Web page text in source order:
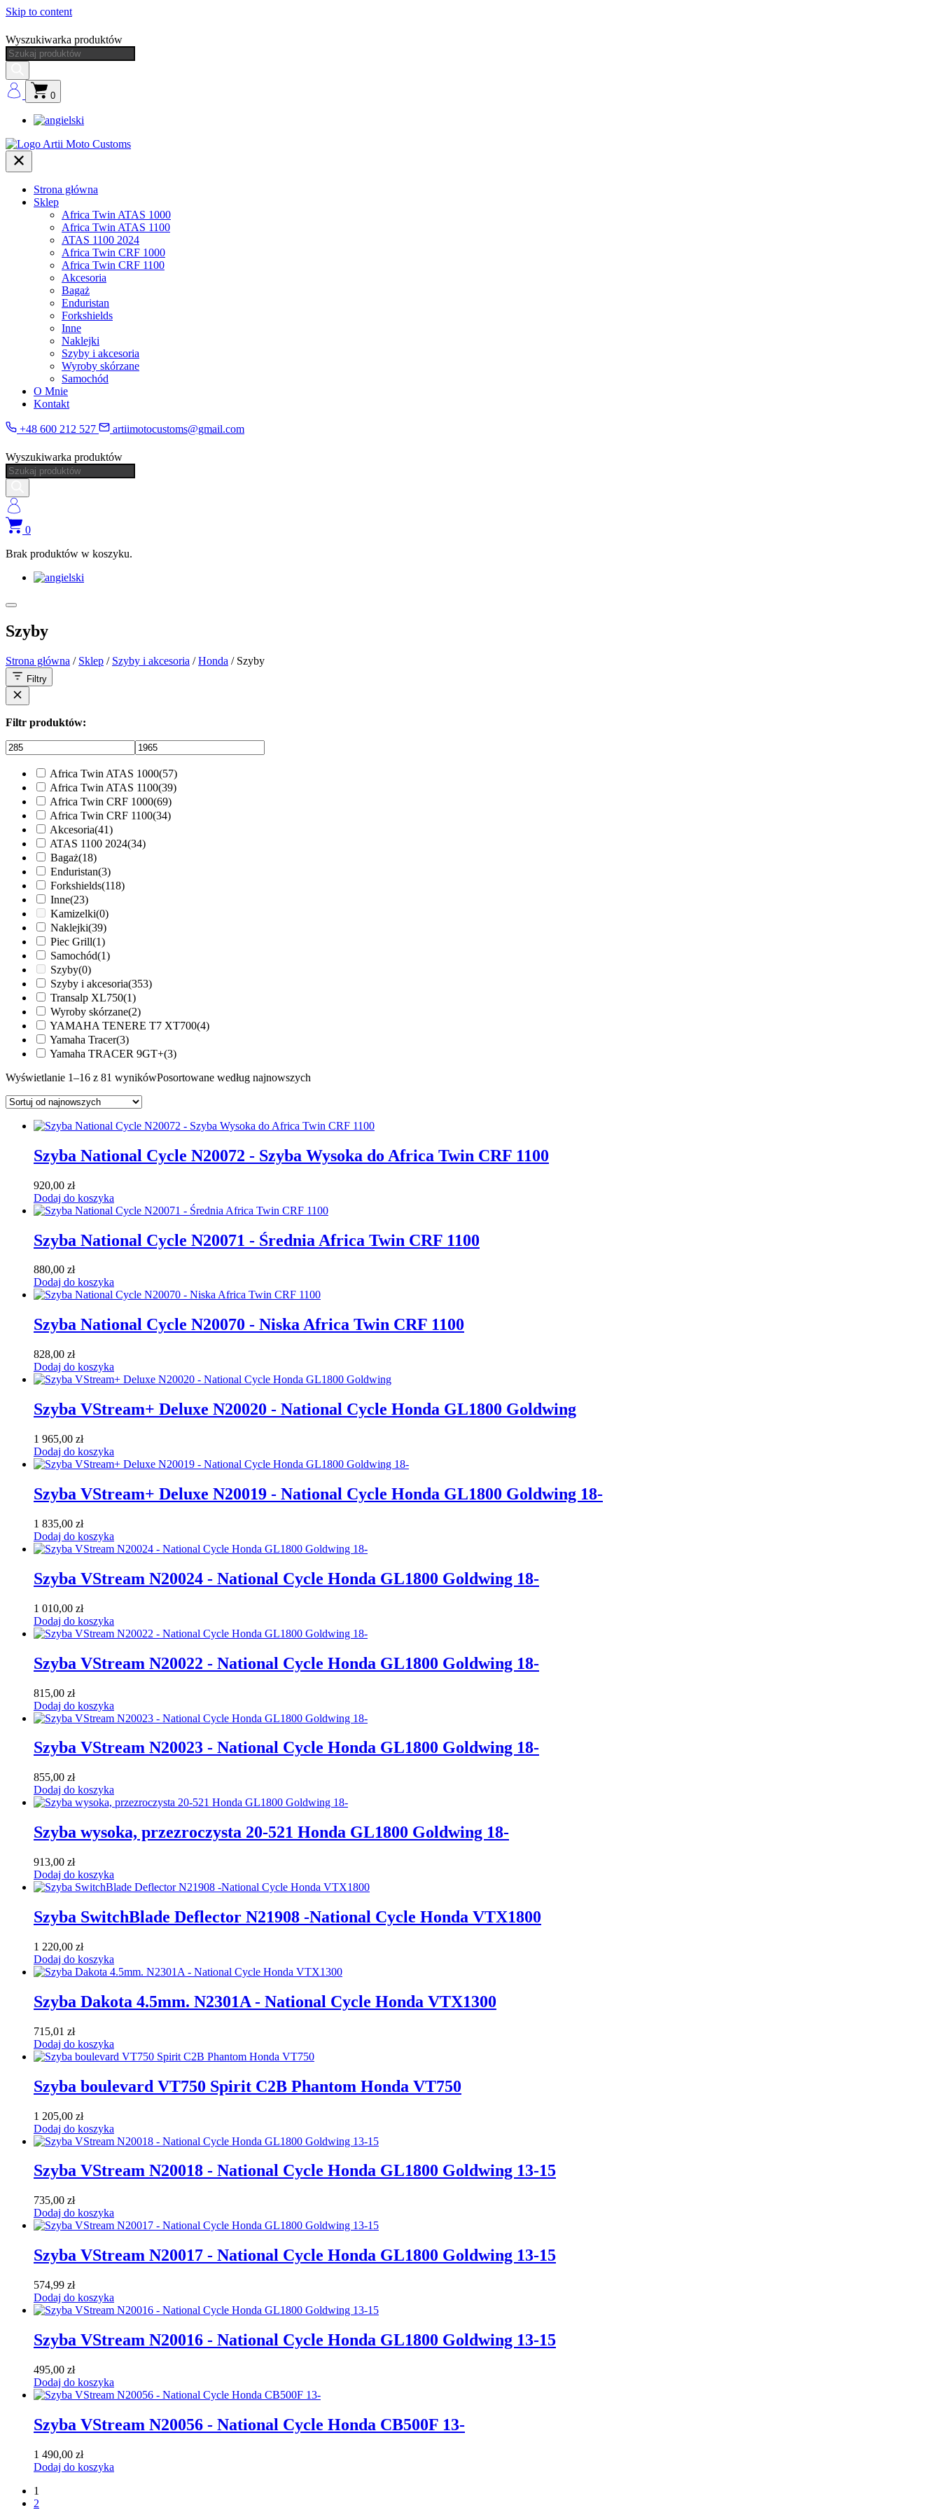
Skip to content
Wyszukiwarka produktów
0
Strona główna
Sklep
Africa Twin ATAS 1000
Africa Twin ATAS 1100
ATAS 1100 2024
Africa Twin CRF 1000
Africa Twin CRF 1100
Akcesoria
Bagaż
Enduristan
Forkshields
Inne
Naklejki
Szyby i akcesoria
Wyroby skórzane
Samochód
O Mnie
Kontakt
+48 600 212 527 artiimotocustoms@gmail.com
Wyszukiwarka produktów
0
Brak produktów w koszyku.
Szyby
Strona główna / Sklep / Szyby i akcesoria /Honda / Szyby
Filtry
Filtr produktów:
Africa Twin ATAS 1000(57)
Africa Twin ATAS 1100(39)
Africa Twin CRF 1000(69)
Africa Twin CRF 1100(34)
Akcesoria(41)
ATAS 1100 2024(34)
Bagaż(18)
Enduristan(3)
Forkshields(118)
Inne(23)
Kamizelki(0)
Naklejki(39)
Piec Grill(1)
Samochód(1)
Szyby(0)
Szyby i akcesoria(353)
Transalp XL750(1)
Wyroby skórzane(2)
YAMAHA TENERE T7 XT700(4)
Yamaha Tracer(3)
Yamaha TRACER 9GT+(3)
Wyświetlanie 1–16 z 81 wynikówPosortowane według najnowszych
Szyba National Cycle N20072 - Szyba Wysoka do Africa Twin CRF 1100
920,00 zł
Dodaj do koszyka
Szyba National Cycle N20071 - Średnia Africa Twin CRF 1100
880,00 zł
Dodaj do koszyka
Szyba National Cycle N20070 - Niska Africa Twin CRF 1100
828,00 zł
Dodaj do koszyka
Szyba VStream+ Deluxe N20020 - National Cycle Honda GL1800 Goldwing
1 965,00 zł
Dodaj do koszyka
Szyba VStream+ Deluxe N20019 - National Cycle Honda GL1800 Goldwing 18-
1 835,00 zł
Dodaj do koszyka
Szyba VStream N20024 - National Cycle Honda GL1800 Goldwing 18-
1 010,00 zł
Dodaj do koszyka
Szyba VStream N20022 - National Cycle Honda GL1800 Goldwing 18-
815,00 zł
Dodaj do koszyka
Szyba VStream N20023 - National Cycle Honda GL1800 Goldwing 18-
855,00 zł
Dodaj do koszyka
Szyba wysoka, przezroczysta 20-521 Honda GL1800 Goldwing 18-
913,00 zł
Dodaj do koszyka
Szyba SwitchBlade Deflector N21908 -National Cycle Honda VTX1800
1 220,00 zł
Dodaj do koszyka
Szyba Dakota 4.5mm. N2301A - National Cycle Honda VTX1300
715,01 zł
Dodaj do koszyka
Szyba boulevard VT750 Spirit C2B Phantom Honda VT750
1 205,00 zł
Dodaj do koszyka
Szyba VStream N20018 - National Cycle Honda GL1800 Goldwing 13-15
735,00 zł
Dodaj do koszyka
Szyba VStream N20017 - National Cycle Honda GL1800 Goldwing 13-15
574,99 zł
Dodaj do koszyka
Szyba VStream N20016 - National Cycle Honda GL1800 Goldwing 13-15
495,00 zł
Dodaj do koszyka
Szyba VStream N20056 - National Cycle Honda CB500F 13-
1 490,00 zł
Dodaj do koszyka
1
2